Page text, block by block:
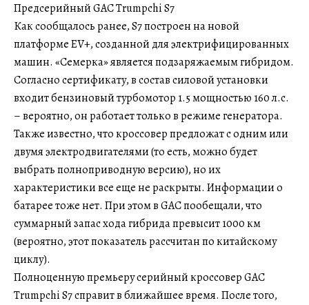
Предсерийный GAC Trumpchi S7
Как сообщалось ранее, S7 построен на новой
платформе EV+, созданной для электрифицированных
машин. «Семерка» является подзаряжаемым гибридом.
Согласно сертификату, в состав силовой установки
входит бензиновый турбомотор 1.5 мощностью 160 л.с.
– вероятно, он работает только в режиме генератора.
Также известно, что кроссовер предложат с одним или
двумя электродвигателями (то есть, можно будет
выбрать полноприводную версию), но их
характеристики все еще не раскрыты. Информации о
батарее тоже нет. При этом в GAC пообещали, что
суммарный запас хода гибрида превысит 1000 км
(вероятно, этот показатель рассчитан по китайскому
циклу).
Полноценную премьеру серийный кроссовер GAC
Trumpchi S7 справит в ближайшее время. После того,